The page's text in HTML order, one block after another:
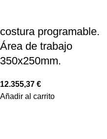
costura programable.
Área de trabajo
350x250mm.
12.355,37 €
Añadir al carrito